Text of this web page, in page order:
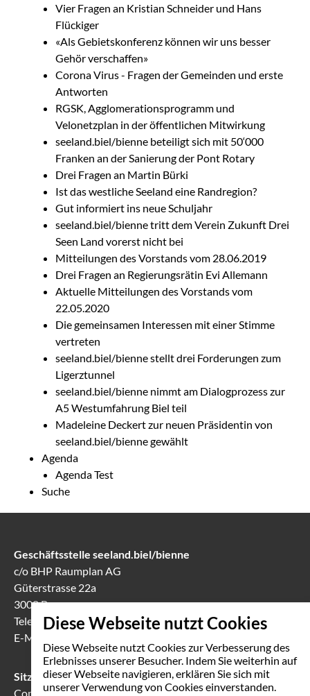
Diese Webseite nutzt Cookies
Diese Webseite nutzt Cookies zur Verbesserung des
Erlebnisses unserer Besucher. Indem Sie weiterhin auf
dieser Webseite navigieren, erklären Sie sich mit
unserer Verwendung von Cookies einverstanden.
Vier Fragen an Kristian Schneider und Hans
Flückiger
«Als Gebietskonferenz können wir uns besser
Gehör verschaffen»
Corona Virus - Fragen der Gemeinden und erste
Antworten
RGSK, Agglomerationsprogramm und
Velonetzplan in der öffentlichen Mitwirkung
seeland.biel/bienne beteiligt sich mit 50‘000
Franken an der Sanierung der Pont Rotary
Drei Fragen an Martin Bürki
Ist das westliche Seeland eine Randregion?
Gut informiert ins neue Schuljahr
seeland.biel/bienne tritt dem Verein Zukunft Drei
Seen Land vorerst nicht bei
Mitteilungen des Vorstands vom 28.06.2019
Drei Fragen an Regierungsrätin Evi Allemann
Aktuelle Mitteilungen des Vorstands vom
22.05.2020
Die gemeinsamen Interessen mit einer Stimme
vertreten
seeland.biel/bienne stellt drei Forderungen zum
Ligerztunnel
seeland.biel/bienne nimmt am Dialogprozess zur
A5 Westumfahrung Biel teil
Madeleine Deckert zur neuen Präsidentin von
seeland.biel/bienne gewählt
Agenda
Agenda Test
Suche
Geschäftsstelle seeland.biel/bienne
c/o BHP Raumplan AG
Güterstrasse 22a
3008 Bern
Telefon031 388 60 60
E-Mail
Sitzungslokal in Biel
Communication Center